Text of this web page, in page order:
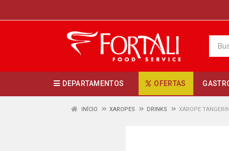
DEPARTAMENTOS OFERTAS
INÍCIO XAROPES DRINKS XAROPE